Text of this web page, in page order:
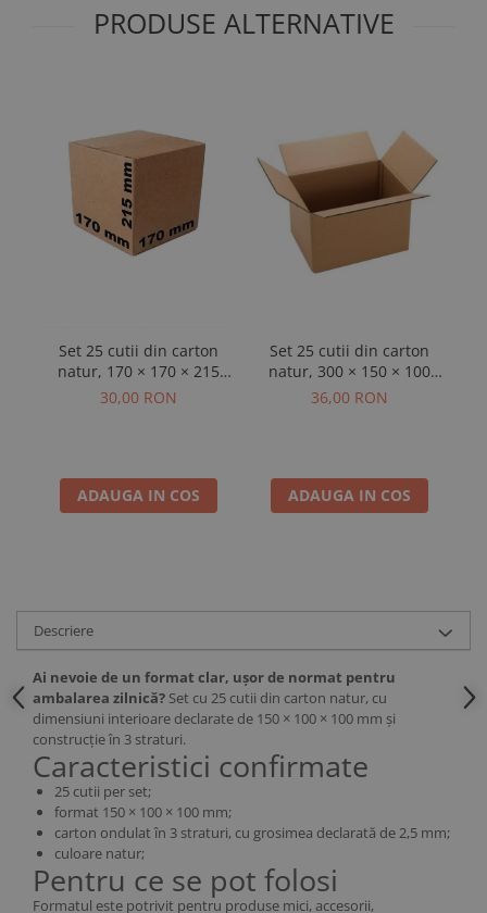
PRODUSE ALTERNATIVE
Set 25 cutii din carton
natur, 170 × 170 × 215
mm, 3 straturi
30,00 RON
ADAUGA IN COS
Set 25 cutii din carton
natur, 300 × 150 × 100
mm, 3 straturi
36,00 RON
ADAUGA IN COS
Descriere
Ai nevoie de un format clar, ușor de normat pentru
ambalarea zilnică? Set cu 25 cutii din carton natur, cu
dimensiuni interioare declarate de 150 × 100 × 100 mm și
construcție în 3 straturi.
Caracteristici confirmate
25 cutii per set;
format 150 × 100 × 100 mm;
carton ondulat în 3 straturi, cu grosimea declarată de 2,5 mm;
culoare natur;
Pentru ce se pot folosi
Formatul este potrivit pentru produse mici, accesorii,